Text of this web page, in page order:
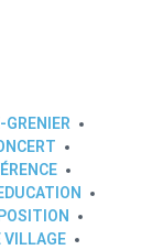
GRENIER
VILLAGE